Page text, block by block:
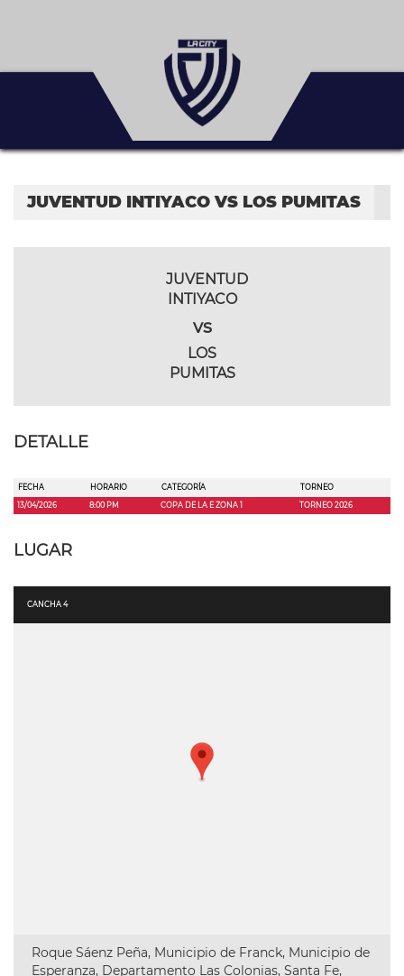
JUVENTUD INTIYACO VS LOS PUMITAS
JUVENTUD
INTIYACO
vs
LOS
PUMITAS
DETALLE
FECHA HORARIO CATEGORÍA
TORNEO
13/04/2026
8:00 PM COPA DE LA E ZONA 1 TORNEO 2026
LUGAR
CANCHA 4
Roque Sáenz Peña, Municipio de Franck, Municipio de
Esperanza, Departamento Las Colonias, Santa Fe,